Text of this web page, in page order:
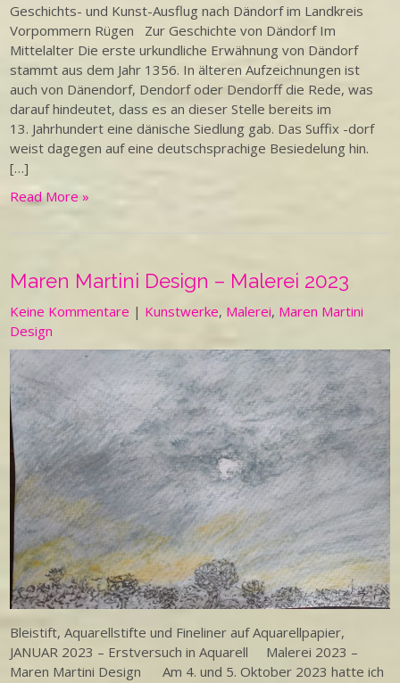
Geschichts- und Kunst-Ausflug nach Dändorf im Landkreis
Vorpommern Rügen Zur Geschichte von Dändorf Im
Mittelalter Die erste urkundliche Erwähnung von Dändorf
stammt aus dem Jahr 1356. In älteren Aufzeichnungen ist
auch von Dänendorf, Dendorf oder Dendorff die Rede, was
darauf hindeutet, dass es an dieser Stelle bereits im
13. Jahrhundert eine dänische Siedlung gab. Das Suffix -dorf
weist dagegen auf eine deutschsprachige Besiedelung hin.
[…]
Read More »
Maren Martini Design – Malerei 2023
Keine Kommentare | Kunstwerke, Malerei, Maren Martini
Design
Bleistift, Aquarellstifte und Fineliner auf Aquarellpapier,
JANUAR 2023 – Erstversuch in Aquarell Malerei 2023 –
Maren Martini Design Am 4. und 5. Oktober 2023 hatte ich